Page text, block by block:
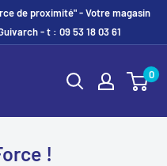
de proximité" - Votre magasin
- t : 09 53 18 03 61
0
!